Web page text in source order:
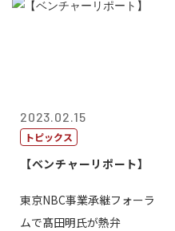
2023.02.15
トピックス
【ベンチャーリポート】
東京NBC事業承継フォーラ
ムで髙田明氏が熱弁